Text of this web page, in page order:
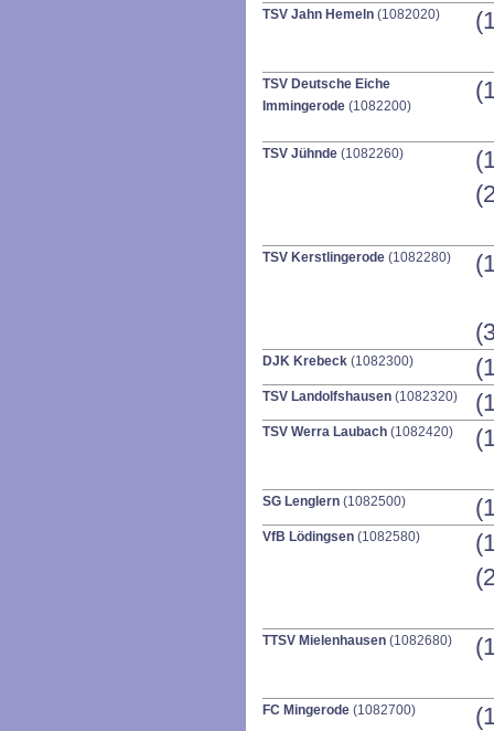
TSV Jahn Hemeln (1082020)
TSV Deutsche Eiche
Immingerode (1082200)
TSV Jühnde (1082260)
TSV Kerstlingerode (1082280)
DJK Krebeck (1082300)
TSV Landolfshausen (1082320)
TSV Werra Laubach (1082420)
SG Lenglern (1082500)
VfB Lödingsen (1082580)
TTSV Mielenhausen (1082680)
FC Mingerode (1082700)